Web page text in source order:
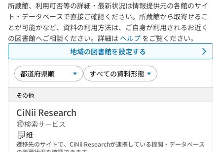
所蔵館、利用可否等の詳細・最新状況は情報提供元の各館のサイ
ト・データベースで直接ご確認ください。所蔵館から取寄せるこ
とが可能かなど、資料の利用方法は、ご自身が利用されるお近く
の図書館へご相談ください。詳細は ヘルプ をご覧ください。
地域の図書館を設定する
その他
CiNii Research
検索サービス
紙
遷移先のサイトで、CiNii Researchが連携している機関・データベース